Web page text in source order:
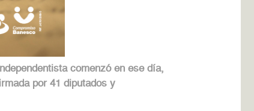
comenzó en ese día,
por 41 diputados y